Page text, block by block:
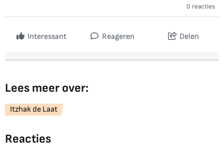
0 reacties
Interessant Reageren Delen
Lees meer over:
Itzhak de Laat
Reacties